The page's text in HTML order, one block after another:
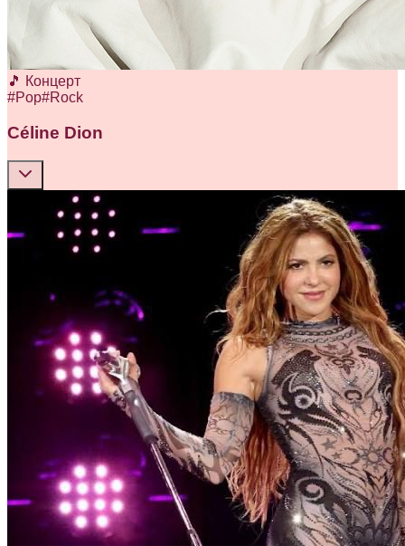
🎵 Концерт
#Pop#Rock
Céline Dion